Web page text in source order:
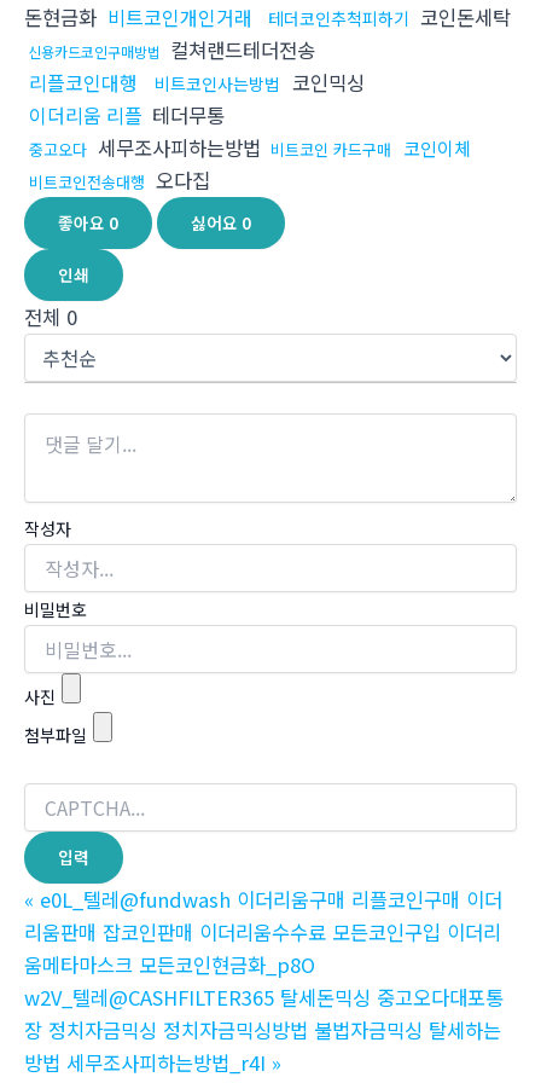
돈현금화 비트코인개인거래 테더코인추척피하기 코인돈세탁
신용카드코인구매방법
컬쳐랜드테더전송
리플코인대행
비트코인사는방법 코인믹싱
이더리움 리플 테더무통
중고오다 세무조사피하는방법 비트코인 카드구매 코인이체
비트코인전송대행 오다집
좋아요 0 싫어요 0
인쇄
전체 0
작성자
비밀번호
사진
첨부파일
« e0L_텔레@fundwash 이더리움구매 리플코인구매 이더
리움판매 잡코인판매 이더리움수수료 모든코인구입 이더리
움메타마스크 모든코인현금화_p8O
w2V_텔레@CASHFILTER365 탈세돈믹싱 중고오다대포통
장 정치자금믹싱 정치자금믹싱방법 불법자금믹싱 탈세하는
방법 세무조사피하는방법_r4I »